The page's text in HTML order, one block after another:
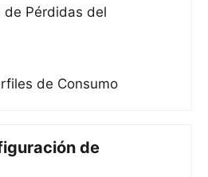
de Pérdidas del
de Consumo
de